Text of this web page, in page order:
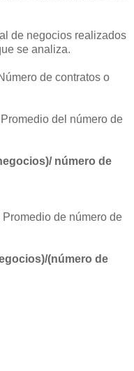
de negocios realizados
se analiza.
de contratos o
Promedio del número de
número de
Promedio de número de
(número de